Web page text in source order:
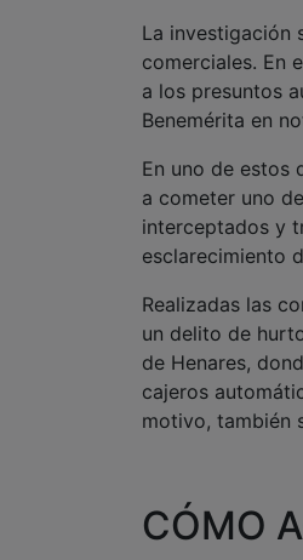
La investigación
comerciales. En
a los presuntos
Benemérita en
En uno de estos
a cometer uno
interceptados y
esclarecimiento
Realizadas las
un delito de
de Henares,
cajeros
motivo, también
CÓMO